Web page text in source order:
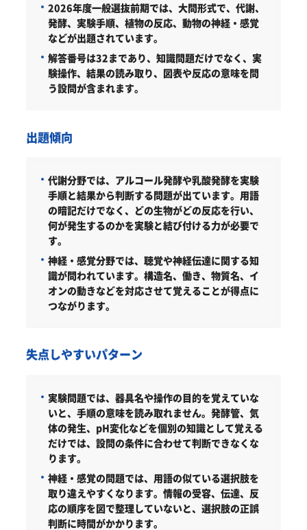
2026年度一般選抜前期では、大問形式で、代謝、
発酵、実験手順、植物の反応、動物の神経・感覚
などが出題されています。
解答番号は32まであり、知識問題だけでなく、実
験操作、結果の読み取り、図表や反応の意味を問
う設問が含まれます。
出題傾向
代謝分野では、アルコール発酵や乳酸発酵を実験
手順と結果から判断する問題が出ています。用語
の暗記だけでなく、どの生物がどの反応を行い、
何が発生するのかを実験と結び付ける力が必要で
す。
神経・感覚分野では、聴覚や神経伝達に関する知
識が問われています。構造名、働き、物質名、イ
オンの動きなどを対応させて覚えることが得点に
つながります。
失点しやすいパターン
実験問題では、器具名や操作の目的を覚えていな
いと、手順の意味を読み取れません。発酵管、気
体の発生、pH変化などを個別の知識として覚える
だけでは、設問の条件に合わせて判断できなくな
ります。
神経・感覚の問題では、用語の似ている選択肢を
取り違えやすくなります。情報の受容、伝達、反
応の順序を図で整理していないと、選択肢の正誤
判断に時間がかかります。